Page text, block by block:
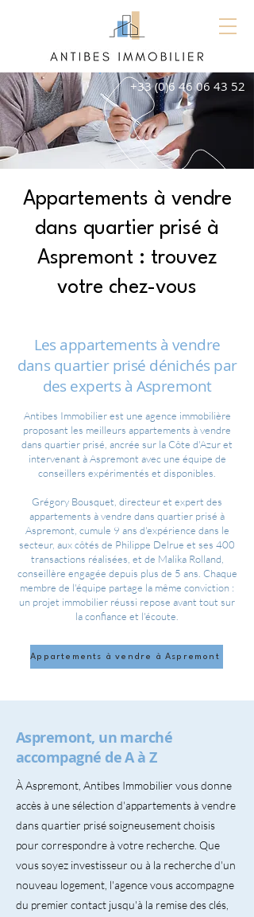
+33 (0)6 46 06 43 52
Appartements à vendre
dans quartier prisé à
Aspremont : trouvez
votre chez-vous
Les appartements à vendre
dans quartier prisé dénichés par
des experts à Aspremont
Antibes Immobilier est une agence immobilière
proposant les meilleurs appartements à vendre
dans quartier prisé, ancrée sur la Côte d'Azur et
intervenant à Aspremont avec une équipe de
conseillers expérimentés et disponibles.
Grégory Bousquet, directeur et expert des
appartements à vendre dans quartier prisé à
Aspremont, cumule 9 ans d'expérience dans le
secteur, aux côtés de Philippe Delrue et ses 400
transactions réalisées, et de Malika Rolland,
conseillère engagée depuis plus de 5 ans. Chaque
membre de l'équipe partage la même conviction :
un projet immobilier réussi repose avant tout sur
la confiance et l'écoute.
Appartements à vendre à Aspremont
Aspremont, un marché
accompagné de A à Z
À Aspremont, Antibes Immobilier vous donne
accès à une sélection d'appartements à vendre
dans quartier prisé soigneusement choisis
pour correspondre à votre recherche. Que
vous soyez investisseur ou à la recherche d'un
nouveau logement, l'agence vous accompagne
du premier contact jusqu'à la remise des clés,